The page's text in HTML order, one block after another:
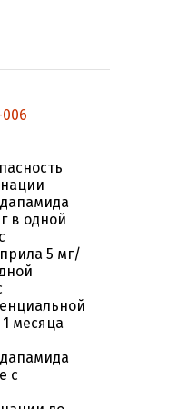
в одной
5 мг/
месяца
с